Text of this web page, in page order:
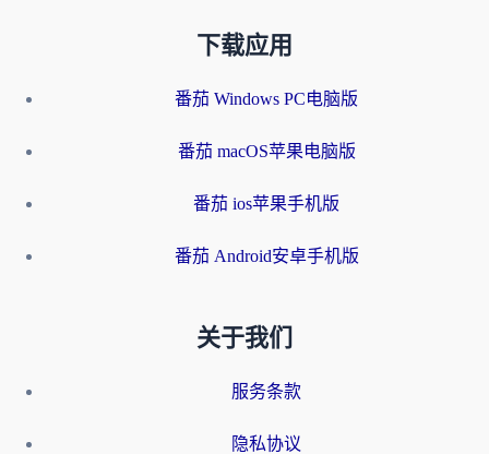
下载应用
番茄 Windows PC电脑版
番茄 macOS苹果电脑版
番茄 ios苹果手机版
番茄 Android安卓手机版
关于我们
服务条款
隐私协议